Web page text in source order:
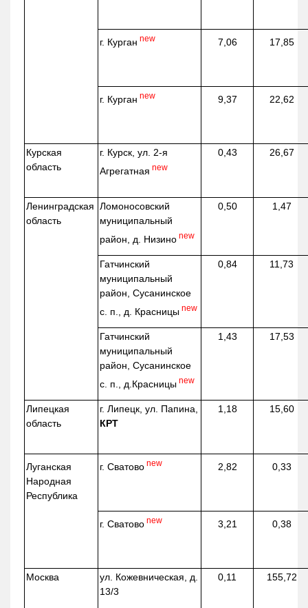
г. Курган new 7,06 17,85
г. Курган new 9,37 22,62
Курская
область
г. Курск, ул. 2-я
Агрегатная new
0,43 26,67
Ленинградская
область
Ломоносовский
муниципальный
район, д. Низино new
0,50 1,47
Гатчинский
муниципальный
район, Сусанинское
с. п., д. Красницы new
0,84 11,73
Гатчинский
муниципальный
район, Сусанинское
с. п., д.Красницы new
1,43 17,53
Липецкая
область
г. Липецк, ул. Папина,
КРТ
1,18 15,60
Луганская
Народная
Республика
г. Сватово new 2,82 0,33
г. Сватово new 3,21 0,38
Москва ул. Кожевническая , д.
13/3
0,11 155,72